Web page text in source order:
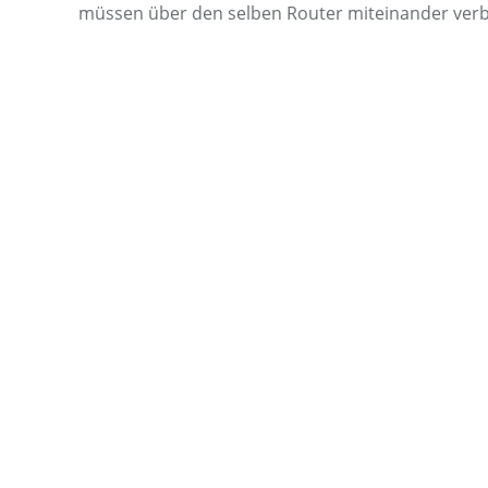
müssen über den selben Router miteinander